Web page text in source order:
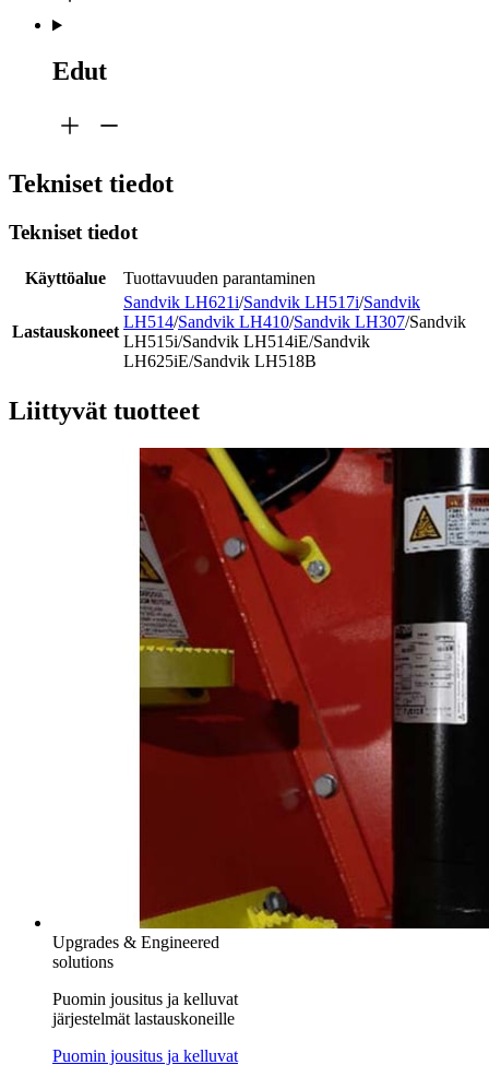
Edut
Tekniset tiedot
Tekniset tiedot
Käyttöalue Tuottavuuden parantaminen
Lastauskoneet
Sandvik LH621i/Sandvik LH517i/Sandvik
LH514/Sandvik LH410/Sandvik LH307/Sandvik
LH515i/Sandvik LH514iE/Sandvik
LH625iE/Sandvik LH518B
Liittyvät tuotteet
Upgrades & Engineered
solutions
Puomin jousitus ja kelluvat
järjestelmät lastauskoneille
Puomin jousitus ja kelluvat